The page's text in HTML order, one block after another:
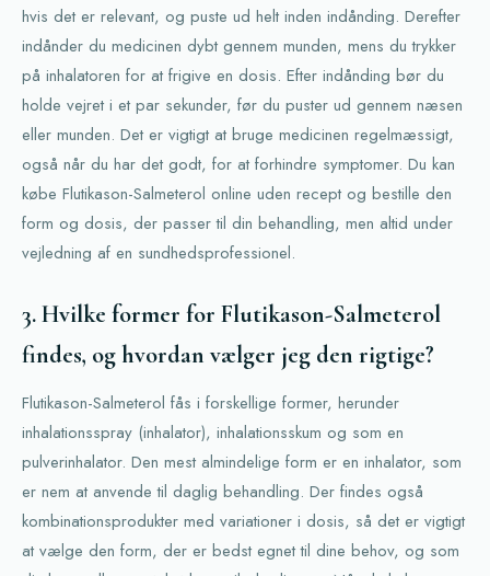
hvis det er relevant, og puste ud helt inden indånding. Derefter
indånder du medicinen dybt gennem munden, mens du trykker
på inhalatoren for at frigive en dosis. Efter indånding bør du
holde vejret i et par sekunder, før du puster ud gennem næsen
eller munden. Det er vigtigt at bruge medicinen regelmæssigt,
også når du har det godt, for at forhindre symptomer. Du kan
købe Flutikason-Salmeterol online uden recept og bestille den
form og dosis, der passer til din behandling, men altid under
vejledning af en sundhedsprofessionel.
3. Hvilke former for Flutikason-Salmeterol
findes, og hvordan vælger jeg den rigtige?
Flutikason-Salmeterol fås i forskellige former, herunder
inhalationsspray (inhalator), inhalationsskum og som en
pulverinhalator. Den mest almindelige form er en inhalator, som
er nem at anvende til daglig behandling. Der findes også
kombinationsprodukter med variationer i dosis, så det er vigtigt
at vælge den form, der er bedst egnet til dine behov, og som